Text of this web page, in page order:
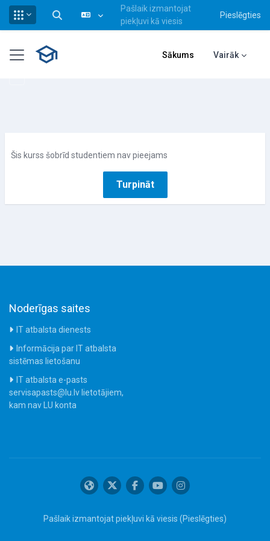
Pārslēgt meklēšanas ievadi
Pašlaik izmantojat
piekļuvi kā viesis
Pieslēgties
Sānu panelis Sākums Vairāk
Šis kurss šobrīd studentiem nav pieejams
Turpināt
Noderīgas saites
IT atbalsta dienests
Informācija par IT atbalsta
sistēmas lietošanu
IT atbalsta e-pasts
servisapasts@lu.lv lietotājiem,
kam nav LU konta
Pašlaik izmantojat piekļuvi kā viesis (Pieslēgties)